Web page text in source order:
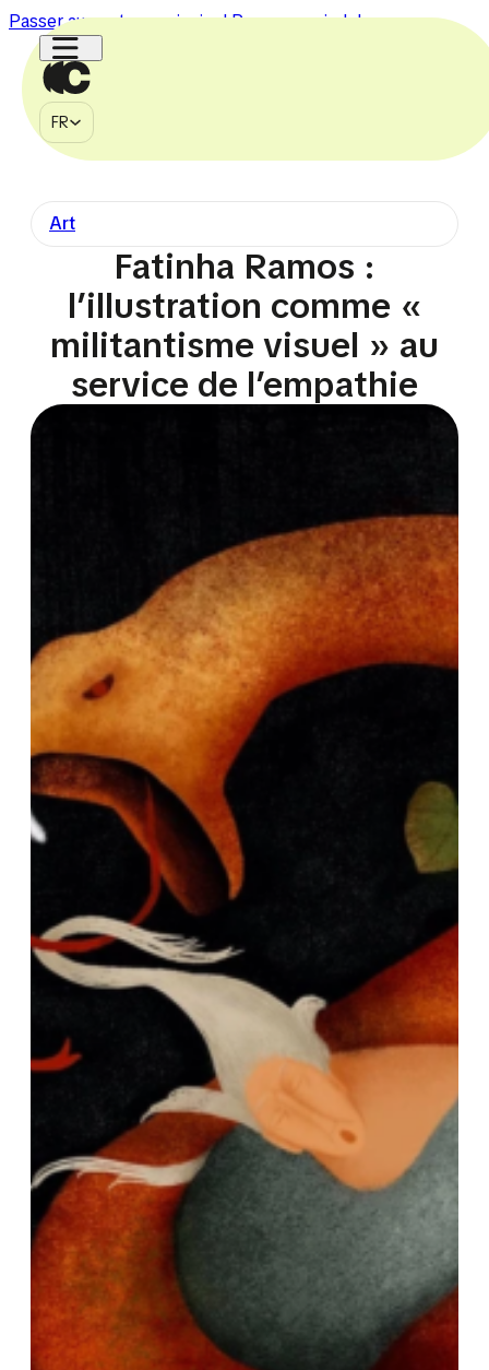
Passer au contenu principalPasser au pied de page
FR
FR
MÉDIA
À PROPOS
CONTACT
750k
Art
Fatinha Ramos :
l’illustration comme «
militantisme visuel » au
service de l’empathie